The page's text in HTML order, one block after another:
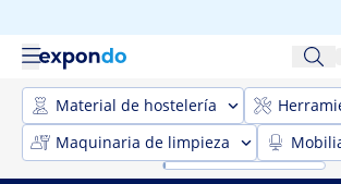
Material de hostelería
Maquinaria de limpieza